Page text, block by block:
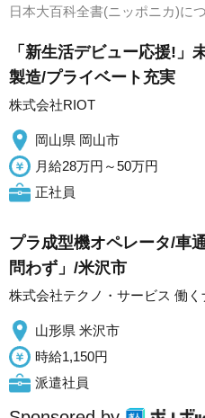
日本大百科全書(ニッポニカ)
「新生活デビュー応援!」
製造/プライベート充実
株式会社RIOT
岡山県 岡山市
月給28万円～50万円
正社員
プラ成型機オペレータ/車
問わず」/米沢市
株式会社テクノ・サービス 働く
山形県 米沢市
時給1,150円
派遣社員